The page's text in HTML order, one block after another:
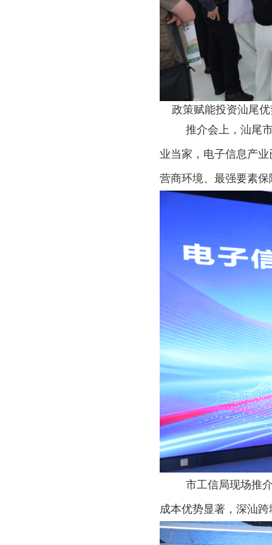
政策赋能投资汕尾
推介会上，汕尾
业当家，电子信息产
营商环境、最强要素
市工信局现场推
成本优势显著，深汕